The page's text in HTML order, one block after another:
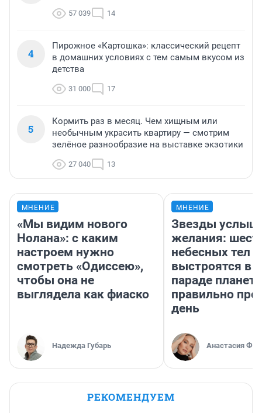
57 039 14
4
Пирожное «Картошка»: классический рецепт
в домашних условиях с тем самым вкусом из
детства
31 000 17
5
Кормить раз в месяц. Чем хищным или
необычным украсить квартиру — смотрим
зелёное разнообразие на выставке экзотики
27 040 13
МНЕНИЕ
«Мы видим нового
Нолана»: с каким
настроем нужно
смотреть «Одиссею»,
чтобы она не
выглядела как фиаско
Надежда Губарь
МНЕНИЕ
Звезды
желания:
небесных тел
выстроятся в
параде планет
правильно
день
Анастасия
РЕКОМЕНДУЕМ